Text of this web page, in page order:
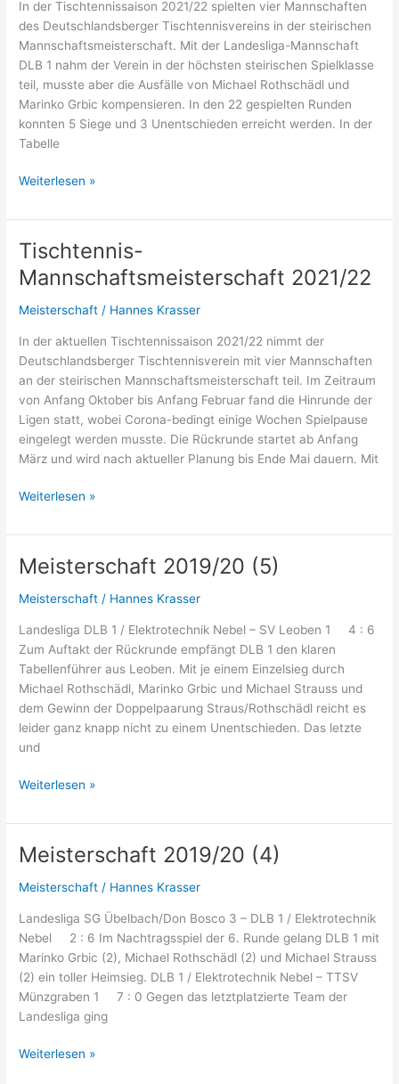
In der Tischtennissaison 2021/22 spielten vier Mannschaften
des Deutschlandsberger Tischtennisvereins in der steirischen
Mannschaftsmeisterschaft. Mit der Landesliga-Mannschaft
DLB 1 nahm der Verein in der höchsten steirischen Spielklasse
teil, musste aber die Ausfälle von Michael Rothschädl und
Marinko Grbic kompensieren. In den 22 gespielten Runden
konnten 5 Siege und 3 Unentschieden erreicht werden. In der
Tabelle
Tischtennis-
2021/22
Weiterlesen »
Tischtennis-
Mannschaftsmeisterschaft 2021/22
Meisterschaft / Hannes Krasser
In der aktuellen Tischtennissaison 2021/22 nimmt der
Deutschlandsberger Tischtennisverein mit vier Mannschaften
an der steirischen Mannschaftsmeisterschaft teil. Im Zeitraum
von Anfang Oktober bis Anfang Februar fand die Hinrunde der
Ligen statt, wobei Corona-bedingt einige Wochen Spielpause
eingelegt werden musste. Die Rückrunde startet ab Anfang
März und wird nach aktueller Planung bis Ende Mai dauern. Mit
Tischtennis-
2021/22
Weiterlesen »
Meisterschaft 2019/20 (5)
Meisterschaft / Hannes Krasser
Landesliga DLB 1 / Elektrotechnik Nebel – SV Leoben 1 4 : 6
Zum Auftakt der Rückrunde empfängt DLB 1 den klaren
Tabellenführer aus Leoben. Mit je einem Einzelsieg durch
Michael Rothschädl, Marinko Grbic und Michael Strauss und
dem Gewinn der Doppelpaarung Straus/Rothschädl reicht es
leider ganz knapp nicht zu einem Unentschieden. Das letzte
und
Meisterschaft
(5)
Weiterlesen »
Meisterschaft 2019/20 (4)
Meisterschaft / Hannes Krasser
Landesliga SG Übelbach/Don Bosco 3 – DLB 1 / Elektrotechnik
Nebel 2 : 6 Im Nachtragsspiel der 6. Runde gelang DLB 1 mit
Marinko Grbic (2), Michael Rothschädl (2) und Michael Strauss
(2) ein toller Heimsieg. DLB 1 / Elektrotechnik Nebel – TTSV
Münzgraben 1 7 : 0 Gegen das letztplatzierte Team der
Landesliga ging
Meisterschaft
Weiterlesen »